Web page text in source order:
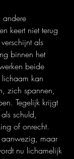
andere
keert niet terug
als
binnen het
beide
kan
zich spannen,
Tegelijk krijgt
schuld,
of onrecht.
aanwezig, maar
nu lichamelijk